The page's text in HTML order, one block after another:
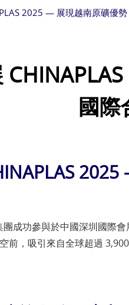
2025 — 展現越南原礦優
國際
成功參與於中國深圳國際
前，吸引來自全球超過